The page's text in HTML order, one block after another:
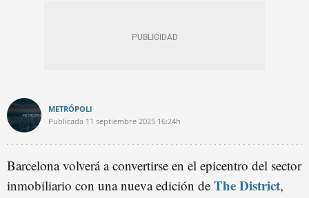
METRÓPOLI
Publicada 11 septiembre 2025 16:24h
Barcelona volverá a convertirse en el epicentro del sector
inmobiliario con una nueva edición de The District,